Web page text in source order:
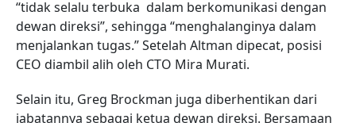
“tidak selalu terbuka dalam berkomunikasi dengan
dewan direksi”, sehingga “menghalanginya dalam
menjalankan tugas.” Setelah Altman dipecat, posisi
CEO diambil alih oleh CTO Mira Murati.
Selain itu, Greg Brockman juga diberhentikan dari
jabatannya sebagai ketua dewan direksi. Bersamaan